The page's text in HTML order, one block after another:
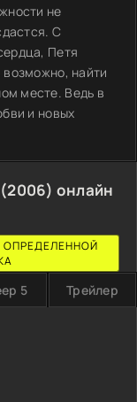
не
С
Петя
возможно, найти
месте. Ведь в
и новых
онлайн
ОПРЕДЕЛЕННОЙ
5 Трейлер